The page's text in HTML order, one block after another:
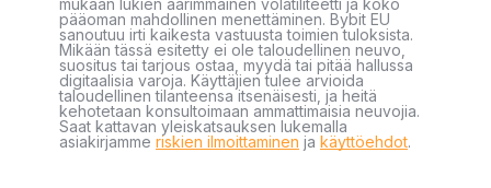
mukaan lukien äärimmäinen volatiliteetti ja koko
pääoman mahdollinen menettäminen. Bybit EU
sanoutuu irti kaikesta vastuusta toimien tuloksista.
Mikään tässä esitetty ei ole taloudellinen neuvo,
suositus tai tarjous ostaa, myydä tai pitää hallussa
digitaalisia varoja. Käyttäjien tulee arvioida
taloudellinen tilanteensa itsenäisesti, ja heitä
kehotetaan konsultoimaan ammattimaisia neuvojia.
Saat kattavan yleiskatsauksen lukemalla
asiakirjamme riskien ilmoittaminen ja käyttöehdot.